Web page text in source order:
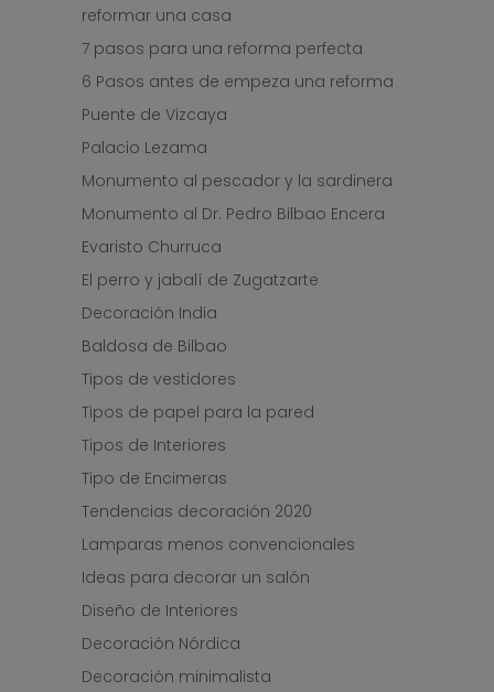
reformar una casa
7 pasos para una reforma perfecta
6 Pasos antes de empeza una reforma
Puente de Vizcaya
Palacio Lezama
Monumento al pescador y la sardinera
Monumento al Dr. Pedro Bilbao Encera
Evaristo Churruca
El perro y jabalí de Zugatzarte
Decoración India
Baldosa de Bilbao
Tipos de vestidores
Tipos de papel para la pared
Tipos de Interiores
Tipo de Encimeras
Tendencias decoración 2020
Lamparas menos convencionales
Ideas para decorar un salón
Diseño de Interiores
Decoración Nórdica
Decoración minimalista